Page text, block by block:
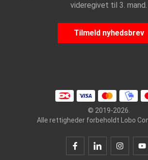
videregivet til 3. mand.
Tilmeld nyhedsbrev
© 2019-2026.
Alle rettigheder forbeholdt Lobo